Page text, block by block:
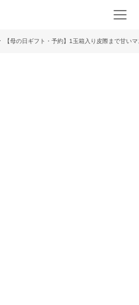
【母の日ギフト・予約】1玉箱入り皮際まで甘い